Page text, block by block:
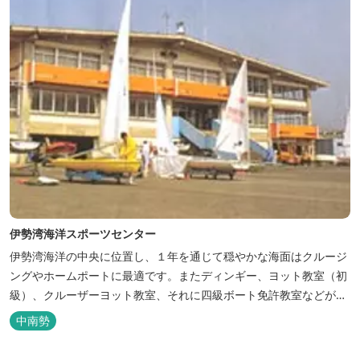
伊勢湾海洋スポーツセンター
伊勢湾海洋の中央に位置し、１年を通じて穏やかな海面はクルージ
ングやホームポートに最適です。またディンギー、ヨット教室（初
級）、クルーザーヨット教室、それに四級ボート免許教室などが開
催されています。レンタルヨットもあります。
中南勢